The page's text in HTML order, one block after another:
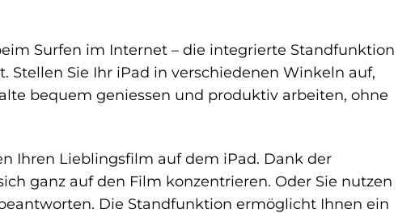
Surfen im Internet – die integrierte Standfunktion
Sie Ihr iPad in verschiedenen Winkeln auf,
bequem geniessen und produktiv arbeiten, ohne
Ihren Lieblingsfilm auf dem iPad. Dank der
ganz auf den Film konzentrieren. Oder Sie nutzen
Die Standfunktion ermöglicht Ihnen ein